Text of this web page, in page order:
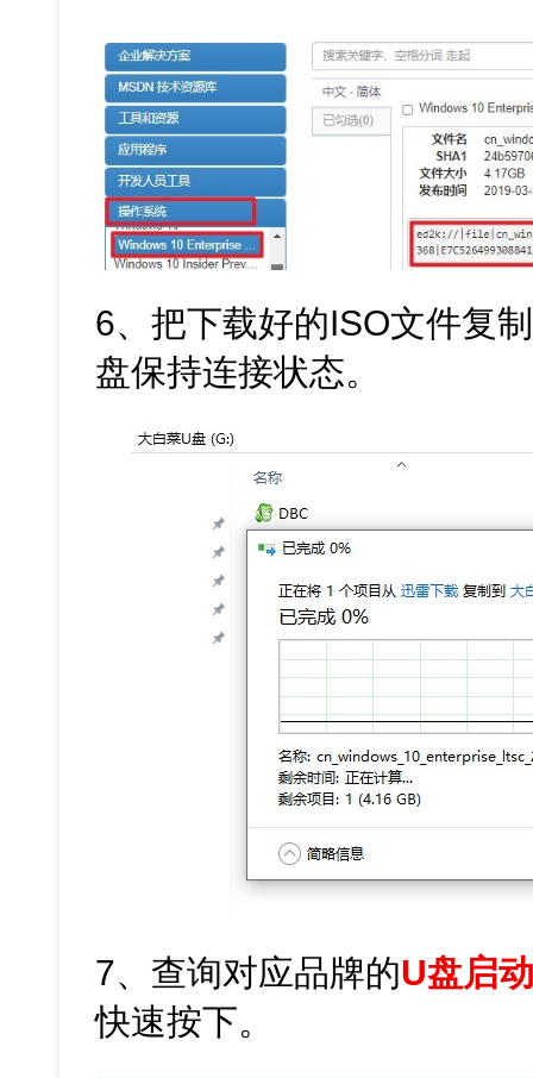
6、把下载好的ISO文件复
盘保持连接状态。
7、查询对应品牌的U盘启
快速按下。